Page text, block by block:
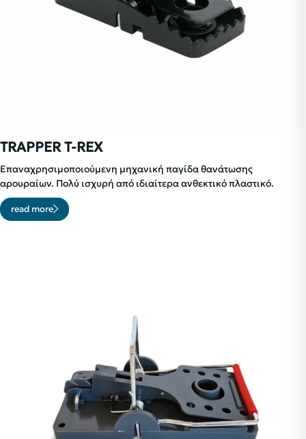
TRAPPER T-REX
Επαναχρησιμοποιούμενη μηχανική παγίδα θανάτωσης
αρουραίων. Πολύ ισχυρή από ιδιαίτερα ανθεκτικό πλαστικό.
read more